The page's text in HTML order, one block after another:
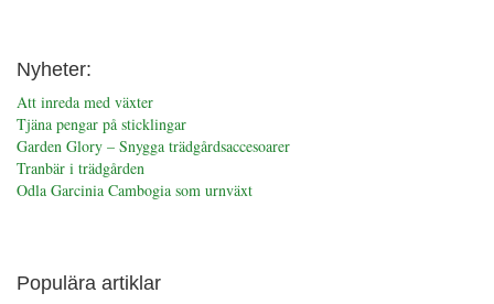
Nyheter:
Att inreda med växter
Tjäna pengar på sticklingar
Garden Glory – Snygga trädgårdsaccesoarer
Tranbär i trädgården
Odla Garcinia Cambogia som urnväxt
Populära artiklar